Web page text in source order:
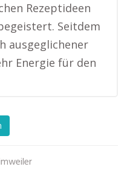
Rezeptideen
Seitdem
ausgeglichener
Energie für den